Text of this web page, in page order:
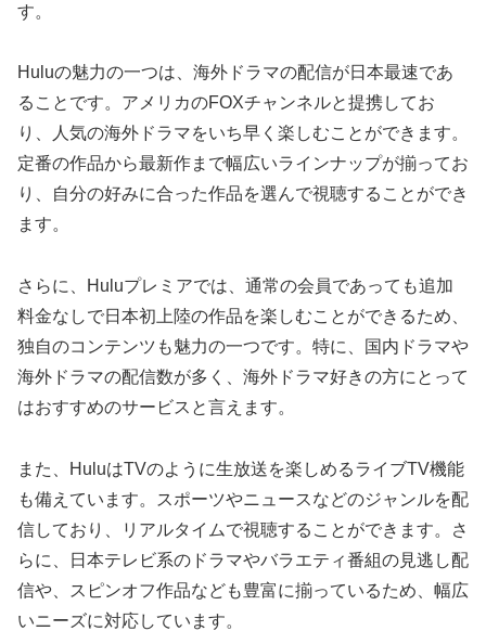
す。
Huluの魅力の一つは、海外ドラマの配信が日本最速であ
ることです。アメリカのFOXチャンネルと提携してお
り、人気の海外ドラマをいち早く楽しむことができます。
定番の作品から最新作まで幅広いラインナップが揃ってお
り、自分の好みに合った作品を選んで視聴することができ
ます。
さらに、Huluプレミアでは、通常の会員であっても追加
料金なしで日本初上陸の作品を楽しむことができるため、
独自のコンテンツも魅力の一つです。特に、国内ドラマや
海外ドラマの配信数が多く、海外ドラマ好きの方にとって
はおすすめのサービスと言えます。
また、HuluはTVのように生放送を楽しめるライブTV機能
も備えています。スポーツやニュースなどのジャンルを配
信しており、リアルタイムで視聴することができます。さ
らに、日本テレビ系のドラマやバラエティ番組の見逃し配
信や、スピンオフ作品なども豊富に揃っているため、幅広
いニーズに対応しています。